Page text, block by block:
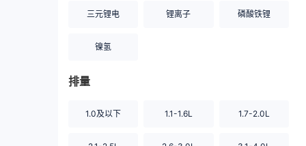
三元锂电 锂离子 磷酸铁锂
镍氢
排量
1.0及以下 1.1-1.6L 1.7-2.0L